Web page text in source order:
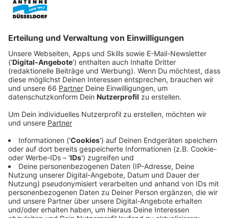
Sonntag kam es zeitweise zu einer Störung der
Gepäckförderanlage. Das bestätigte ein
Anzeige
Airlines liefern Gepäck nach
Beide Male hätten Techniker das Problem beheben
können. Durch die Störung mussten manche Reisende
aber ohne ihr Gepäck fliegen. Laut Flughafensprecher
handelte es sich dabei allerdings um vereinzelte